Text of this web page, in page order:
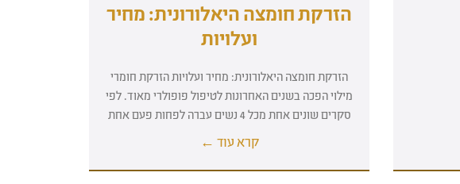
הזרקת חומצה היאלורונית: מחיר
ועלויות
הזרקת חומצה היאלורונית: מחיר ועלויות הזרקת חומרי
מילוי הפכה בשנים האחרונות לטיפול פופולרי מאוד. לפי
סקרים שונים אחת מכל 4 נשים עברה לפחות פעם אחת
קרא עוד ←